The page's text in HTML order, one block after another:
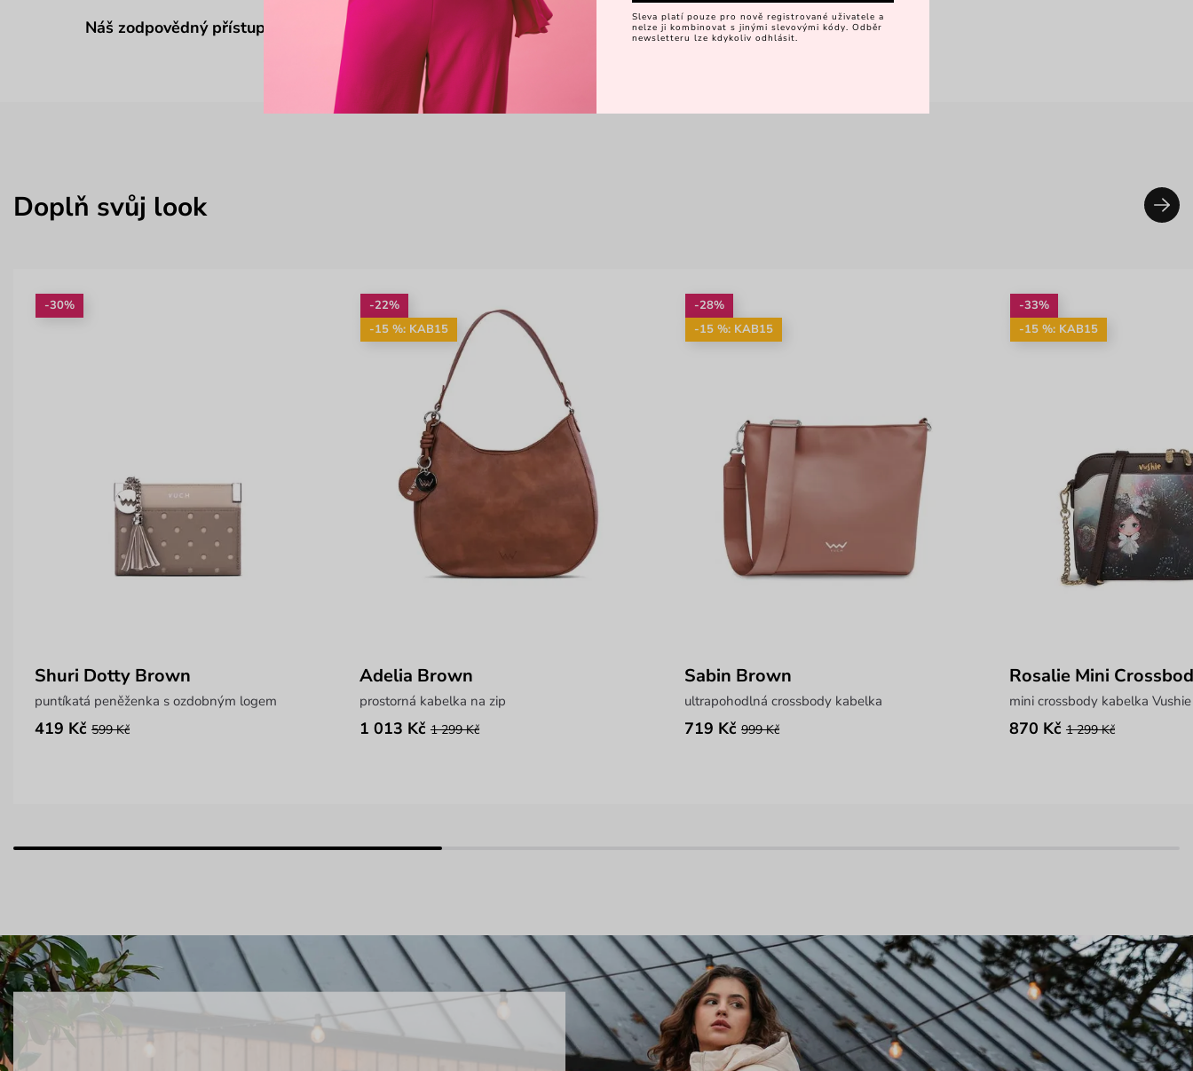
Náš zodpovědný přístup
Doplň svůj look
-30%
Shuri Dotty Brown
puntíkatá peněženka s ozdobným logem
419 Kč 599 Kč
-22%
-15 %: KAB15
Adelia Brown
prostorná kabelka na zip
1 013 Kč 1 299 Kč
-28%
-15 %: KAB15
Sabin Brown
ultrapohodlná crossbody kabelka
719 Kč 999 Kč
-33%
-15 %: KAB15
Rosalie Mini
mini crossbody kabelka Vushie
870 Kč 1 299 Kč
Sleva platí pouze pro nově registrované uživatele a
nelze ji kombinovat s jinými slevovými kódy. Odběr
newsletteru lze kdykoliv odhlásit.